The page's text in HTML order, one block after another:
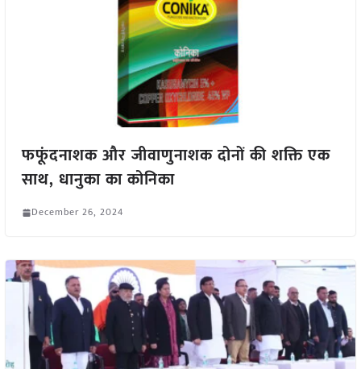
फफूंदनाशक और जीवाणुनाशक दोनों की शक्ति एक
साथ, धानुका का कोनिका
December 26, 2024